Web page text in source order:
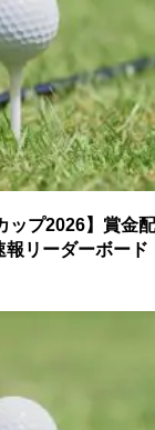
ップ2026】賞金
報リーダーボード